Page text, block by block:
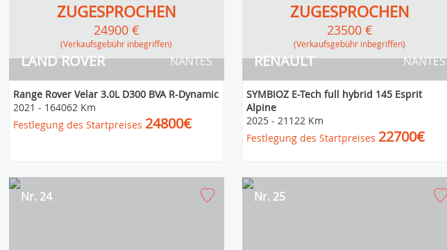
LAND ROVER NANTES
ZUGESPROCHEN
24900 €
(Verkaufsgebühr inbegriffen)
Range Rover Velar 3.0L D300 BVA R-Dynamic
2021 - 164062 Km
Festlegung des Startpreises 24800€
RENAULT NANTES
ZUGESPROCHEN
23500 €
(Verkaufsgebühr inbegriffen)
SYMBIOZ E-Tech full hybrid 145 Esprit
Alpine
2025- 21122 Km
Festlegung des Startpreises 22700€
Nr. 24 Nr. 25